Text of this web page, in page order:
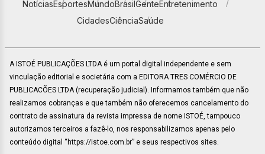
NotíciasEsportesMundoBrasilGenteEntretenimento
CidadesCiênciaSaúde
A ISTOÉ PUBLICAÇÕES LTDA é um portal digital independente e sem
vinculação editorial e societária com a EDITORA TRES COMÉRCIO DE
PUBLICACÕES LTDA (recuperação judicial). Informamos também que não
realizamos cobranças e que também não oferecemos cancelamento do
contrato de assinatura da revista impressa de nome ISTOÉ, tampouco
autorizamos terceiros a fazê-lo, nos responsabilizamos apenas pelo
conteúdo digital “https://istoe.com.br” e seus respectivos sites.